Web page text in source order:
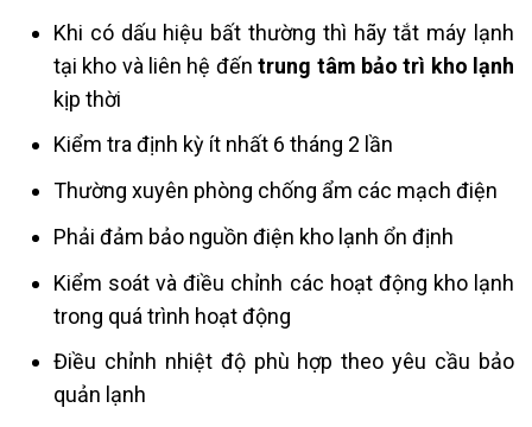
Khi có dấu hiệu bất thường thì hãy tắt máy lạnh
tại kho và liên hệ đếntrung tâm bảo trì kho lạnh
kịp thời
Kiểm tra định kỳ ít nhất 6 tháng 2 lần
Thường xuyên phòng chống ẩm các mạch điện
Phải đảm bảo nguồn điện kho lạnh ổn định
Kiểm soát và điều chỉnh các hoạt động kho lạnh
trong quá trình hoạt động
Điều chỉnh nhiệt độ phù hợp theo yêu cầu bảo
quản lạnh